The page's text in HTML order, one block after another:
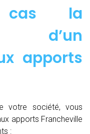
cas la
d’un
apports
votre société, vous
apports Francheville
: